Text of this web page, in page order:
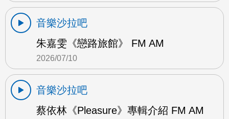
音樂沙拉吧
朱嘉雯《戀路旅館》 FM AM
2026/07/10
音樂沙拉吧
蔡依林《Pleasure》專輯介紹 FM AM